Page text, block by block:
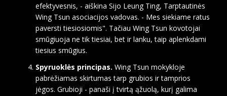
efektyvesnis, - aiškina Sijo Leung Ting, Tarptautinės
Wing Tsun asociacijos vadovas. - Mes siekiame ratus
paversti tiesiosiomis". Tačiau Wing Tsun kovotojai
smūgiuoja ne tik tiesiai, bet ir lanku, taip aplenkdami
tiesius smūgius.
Spyruoklės principas. Wing Tsun mokykloje
pabrėžiamas skirtumas tarp grubios ir tamprios
jėgos. Grubioji - panaši į tvirtą ąžuolą, kurį galima